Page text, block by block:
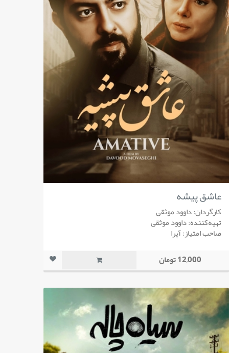
عاشق پیشه
کارگردان: داوود موثقی
تهیه‌کننده: داوود موثقی
صاحب امتیاز: آپرا
12,000 تومان